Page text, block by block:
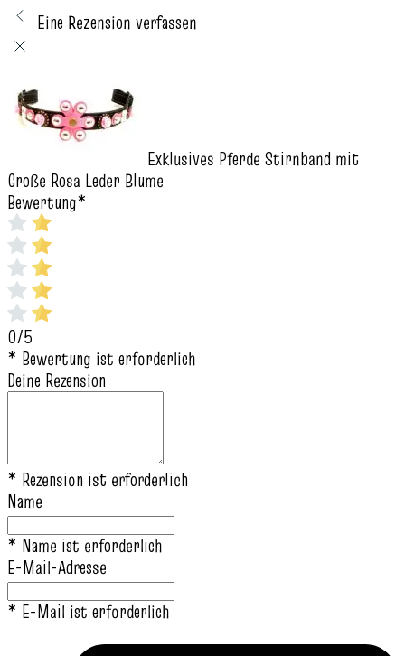
Eine Rezension verfassen
Exklusives Pferde Stirnband mit
Große Rosa Leder Blume
Bewertung*
0/5
* Bewertung ist erforderlich
Deine Rezension
* Rezension ist erforderlich
Name
* Name ist erforderlich
E-Mail-Adresse
* E-Mail ist erforderlich